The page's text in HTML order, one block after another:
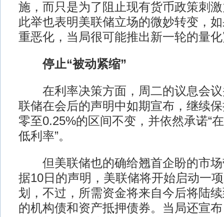
施，而只是为了阻止现有货币政策刺
此举也表明美联储立场的微妙转变，
重恶化，当局很可能推出新一轮的量
停止“被动紧缩”
在利率决策方面，周二的议息会议
联储在会后的声明中如期宣布，继续
零至0.25%的区间不变，并依然承诺“
低利率”。
但美联储也的确给翘首企盼的市场
据10日的声明，美联储将开始启动一
划，不过，所需资金将来自今后将陆
的机构债和资产抵押债券。当局还宣